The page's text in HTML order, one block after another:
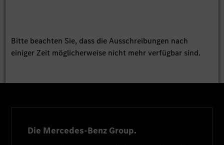
Bitte beachten Sie, dass die Ausschreibungen nach
einiger Zeit möglicherweise nicht mehr verfügbar sind.
Die Mercedes-Benz Group.